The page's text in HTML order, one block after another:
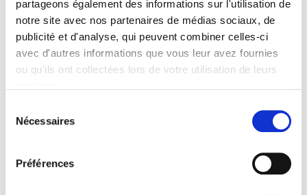
partageons également des informations sur l'utilisation de
notre site avec nos partenaires de médias sociaux, de
publicité et d'analyse, qui peuvent combiner celles-ci
avec d'autres informations que vous leur avez fournies
ou qu'ils ont collectées lors de votre utilisation de leurs
Nécessaires
Préférences
ELA Astekaria 150.PDF 10.0 MB
PLAN DU SITE ACCESSIBILITÉ CONTACT
Manu Robles-Arangiz Institutua Fundazioa
Corderliers karrika 20 - 64100 Baiona -
Contact